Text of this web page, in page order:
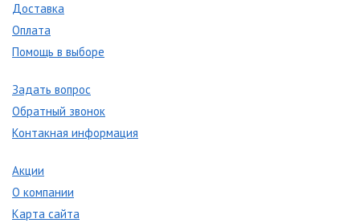
Доставка
Оплата
Помощь в выборе
Задать вопрос
Обратный звонок
Контакная информация
Акции
О компании
Карта сайта